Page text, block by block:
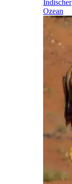
Indischer
Ozean